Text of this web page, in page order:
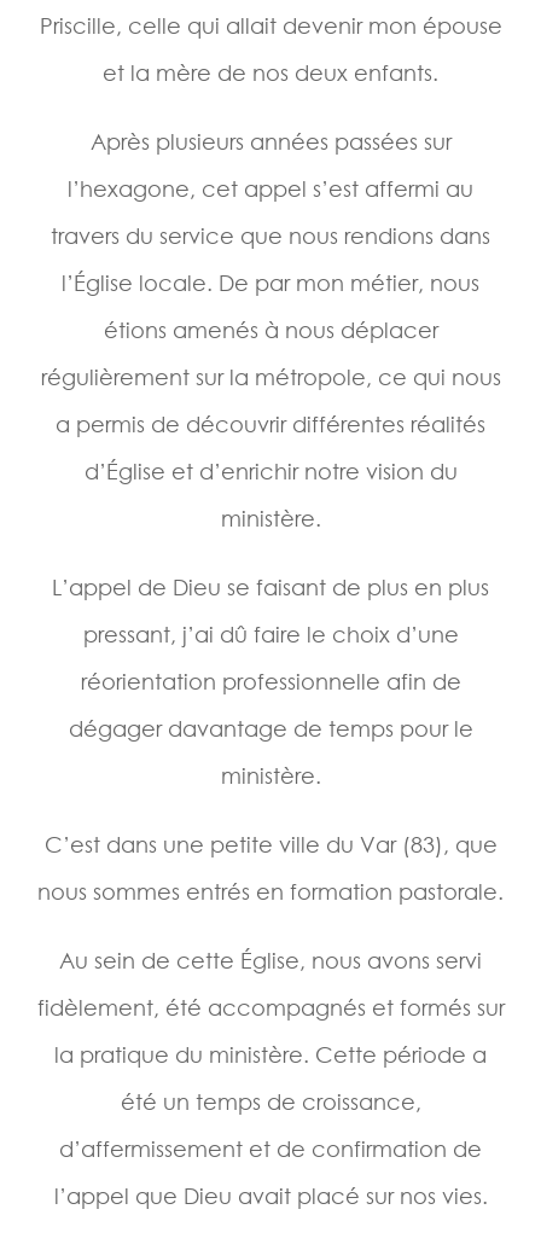
Priscille, celle qui allait devenir mon épouse
et la mère de nos deux enfants.
Après plusieurs années passées sur
l’hexagone, cet appel s’est affermi au
travers du service que nous rendions dans
l’Église locale. De par mon métier, nous
étions amenés à nous déplacer
régulièrement sur la métropole, ce qui nous
a permis de découvrir différentes réalités
d’Église et d’enrichir notre vision du
ministère.
L’appel de Dieu se faisant de plus en plus
pressant, j’ai dû faire le choix d’une
réorientation professionnelle afin de
dégager davantage de temps pour le
ministère.
C’est dans une petite ville du Var (83), que
nous sommes entrés en formation pastorale.
Au sein de cette Église, nous avons servi
fidèlement, été accompagnés et formés sur
la pratique du ministère. Cette période a
été un temps de croissance,
d’affermissement et de confirmation de
l’appel que Dieu avait placé sur nos vies.